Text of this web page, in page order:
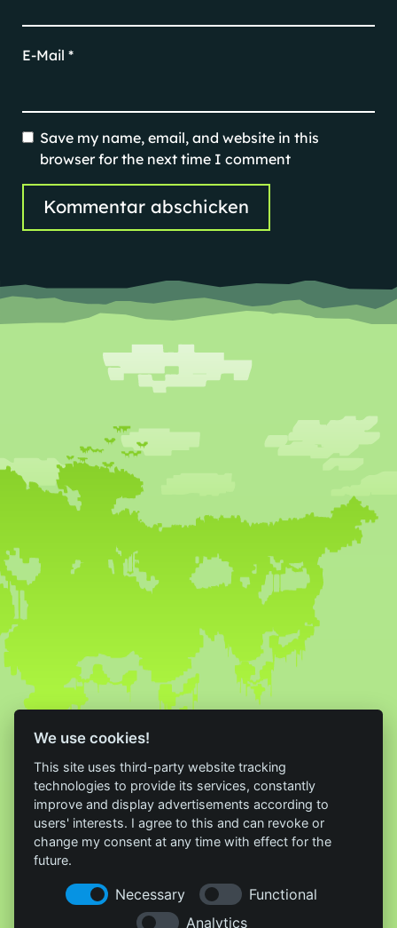
E-Mail *
Save my name, email, and website in this
browser for the next time I comment
We use cookies!
This site uses third-party website tracking
technologies to provide its services, constantly
improve and display advertisements according to
users' interests. I agree to this and can revoke or
change my consent at any time with effect for the
future.
Necessary
Functional
Analytics